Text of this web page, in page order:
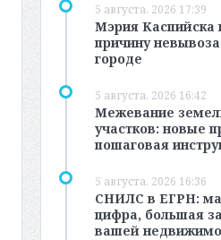
5 августа, 2026 17:39
Мэрия Каспийска
причину
городе
5 августа, 2026 16:42
Межевание
участков: новые
пошаговая
5 августа, 2026 16:36
СНИЛС в ЕГРН:
цифра, большая
вашей